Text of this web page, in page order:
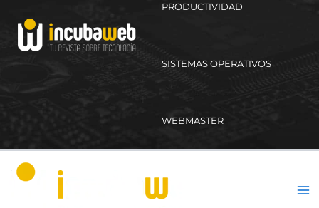
PRODUCTIVIDAD
SISTEMAS OPERATIVOS
WEBMASTER